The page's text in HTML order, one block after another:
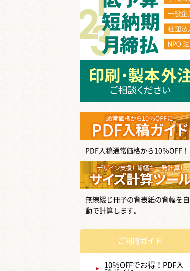
PDF入稿通常価格から10％OFF！
無線綴じ冊子の背表紙の背幅を自
動で計算します。
ご利用ガイド
10％OFFでお得！PDF入